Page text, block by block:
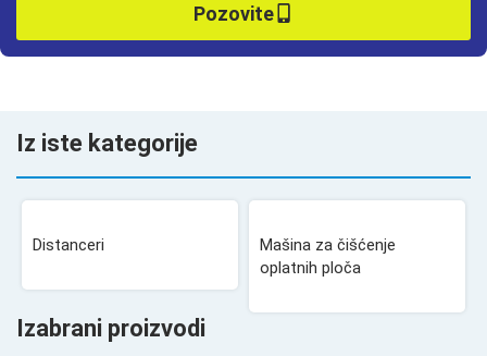
Pozovite
Iz iste kategorije
Distanceri
Mašina za čišćenje
oplatnih ploča
Izabrani proizvodi